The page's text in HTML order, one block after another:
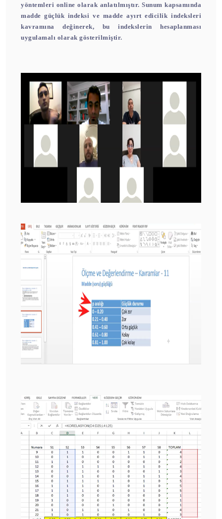
yöntemleri online olarak anlatılmıştır. Sunum kapsamında
madde güçlük indeksi ve madde ayırt edicilik indeksleri
kavramına değinerek, bu indekslerin hesaplanması
uygulamalı olarak gösterilmiştir.